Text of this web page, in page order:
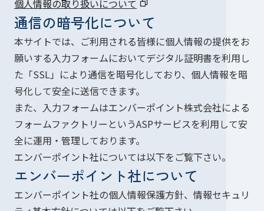
個人情報の取り扱いについて
通信の暗号化について
本サイトでは、ご利用される皆様に個人情報の提供をお
願いする入力フォームにおいてデジタル証明書を利用し
た「SSL」により通信を暗号化しており、個人情報を暗
号化して安全に送信できます。
また、入力フォームはエンバーポイント株式会社による
フォームファクトリーというASPサービスを利用して安
全に運用・管理しております。
エンバーポイント社については以下をご覧下さい。
エンバーポイント社について
エンバーポイント社の個人情報保護方針、情報セキュリ